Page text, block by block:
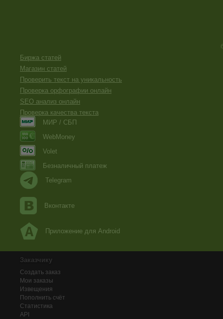
Биржа статей
Магазин статей
Проверить текст на уникальность
Проверка орфографии онлайн
SEO анализ онлайн
Проверка качества текста
МИР / СБП
WebMoney
Volet
Безналичный платеж
Telegram
Вконтакте
Приложение для Android
Заказчику
Создать заказ
Мои заказы
Извещения
Пополнить счёт
Статистика
API